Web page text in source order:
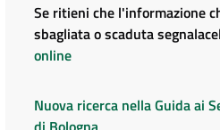
Se ritieni che l'informazione
sbagliata o scaduta
online
Nuova ricerca nella Guida ai